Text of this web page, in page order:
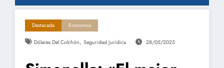
Destacada Economía
Dólares Del Colchón, Seguridad Jurídica 28/05/2025